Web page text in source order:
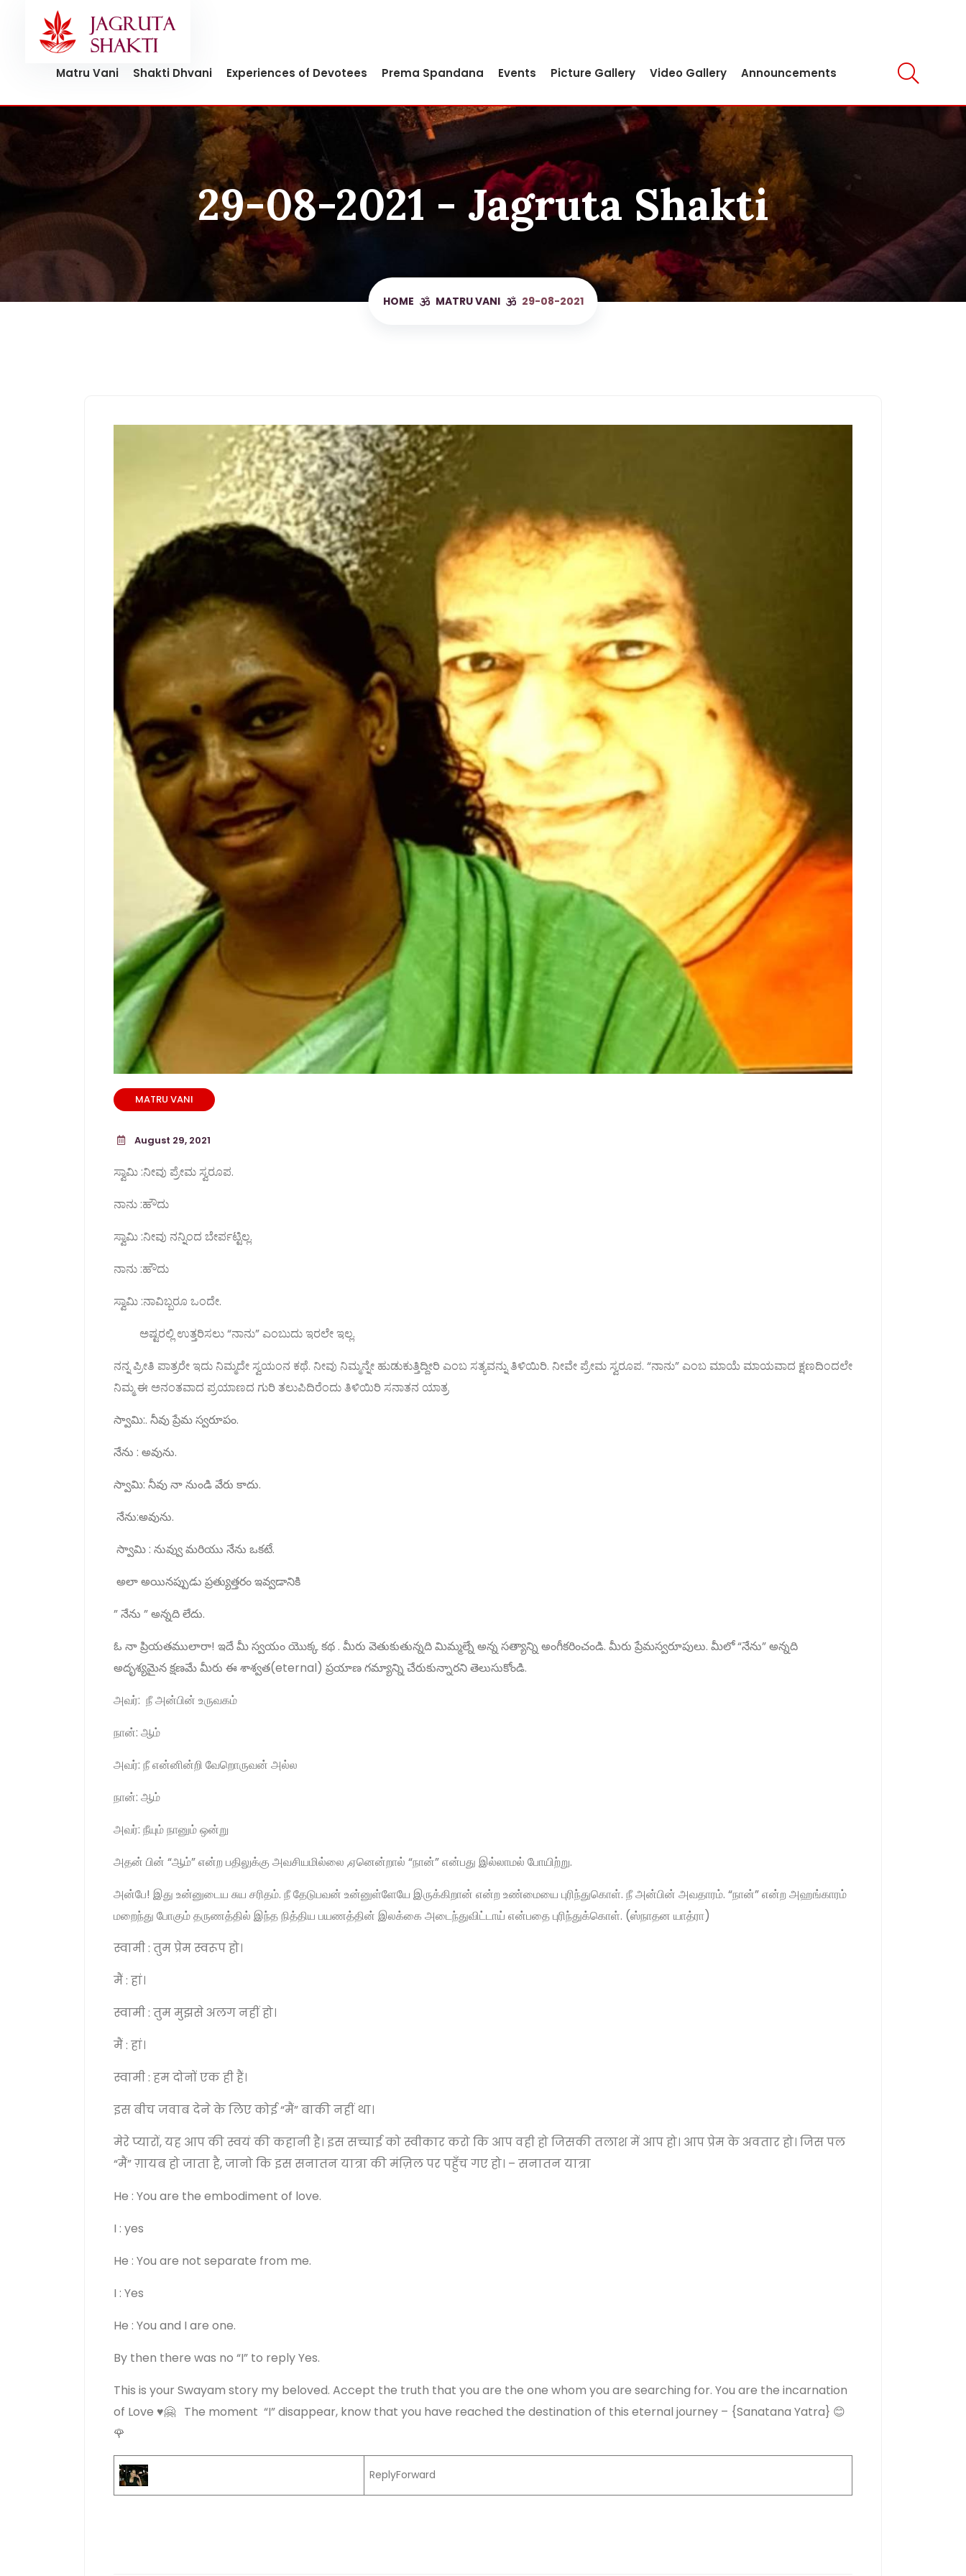
content
Matru Vani Shakti Dhvani Experiences of Devotees Prema Spandana Events Picture Gallery Video Gallery Announcements
29-08-2021 - Jagruta Shakti
HOME MATRU VANI 29-08-2021
MATRU VANI
August 29, 2021
ಸ್ವಾಮಿ :ನೀವು ಪ್ರೇಮ ಸ್ವರೂಪ.
ನಾನು :ಹೌದು
ಸ್ವಾಮಿ :ನೀವು ನನ್ನಿಂದ ಬೇರ್ಪಟ್ಟಿಲ್ಲ.
ನಾನು :ಹೌದು
ಸ್ವಾಮಿ :ನಾವಿಬ್ಬರೂ ಒಂದೇ.
ಅಷ್ಟರಲ್ಲಿ ಉತ್ತರಿಸಲು “ನಾನು” ಎಂಬುದು ಇರಲೇ ಇಲ್ಲ.
ನನ್ನ ಪ್ರೀತಿ ಪಾತ್ರರೇ ಇದು ನಿಮ್ಮದೇ ಸ್ವಯಂನ ಕಥೆ. ನೀವು ನಿಮ್ಮನ್ನೇ ಹುಡುಕುತ್ತಿದ್ದೀರಿ ಎಂಬ ಸತ್ಯವನ್ನು ತಿಳಿಯಿರಿ. ನೀವೇ ಪ್ರೇಮ ಸ್ವರೂಪ. “ನಾನು” ಎಂಬ ಮಾಯೆ ಮಾಯವಾದ ಕ್ಷಣದಿಂದಲೇ
ನಿಮ್ಮ ಈ ಅನಂತವಾದ ಪ್ರಯಾಣದ ಗುರಿ ತಲುಪಿದಿರೆಂದು ತಿಳಿಯಿರಿ ಸನಾತನ ಯಾತ್ರ
స్వామి:. నీవు ప్రేమ స్వరూపం.
నేను : అవును.
స్వామి: నీవు నా నుండి వేరు కాదు.
నేను:అవును.
స్వామి : నువ్వు మరియు నేను ఒకటే.
అలా అయినప్పుడు ప్రత్యుత్తరం ఇవ్వడానికి
” నేను ” అన్నది లేదు.
ఓ నా ప్రియతములారా! ఇదే మీ స్వయం యొక్క కథ . మీరు వెతుకుతున్నది మిమ్మల్నే అన్న సత్యాన్ని అంగీకరించండి. మీరు ప్రేమస్వరూపులు. మీలో “నేను” అన్నది
అదృశ్యమైన క్షణమే మీరు ఈ శాశ్వత(eternal) ప్రయాణ గమ్యాన్ని చేరుకున్నారని తెలుసుకోండి.
அவர்: நீ அன்பின் உருவகம்
நான்: ஆம்
அவர்: நீ என்னின்றி வேறொருவன் அல்ல
நான்: ஆம்
அவர்: நீயும் நானும் ஒன்று
அதன் பின் “ஆம்” என்ற பதிலுக்கு அவசியமில்லை ,ஏனென்றால் “நான்” என்பது இல்லாமல் போயிற்று.
அன்பே! இது உன்னுடைய சுய சரிதம். நீ தேடுபவன் உன்னுள்ளேயே இருக்கிறான் என்ற உண்மையை புரிந்துகொள். நீ அன்பின் அவதாரம். “நான்” என்ற அஹங்காரம்
மறைந்து போகும் தருணத்தில் இந்த நித்திய பயணத்தின் இலக்கை அடைந்துவிட்டாய் என்பதை புரிந்துக்கொள். (ஸ்நாதன யாத்ரா)
स्वामी : तुम प्रेम स्वरूप हो।
मैं : हां।
स्वामी : तुम मुझसे अलग नहीं हो।
मैं : हां।
स्वामी : हम दोनों एक ही हैं।
इस बीच जवाब देने के लिए कोई “मैं” बाकी नहीं था।
मेरे प्यारों, यह आप की स्वयं की कहानी है। इस सच्चाई को स्वीकार करो कि आप वही हो जिसकी तलाश में आप हो। आप प्रेम के अवतार हो। जिस पल
“मैं” ग़ायब हो जाता है, जानो कि इस सनातन यात्रा की मंज़िल पर पहुँच गए हो। – सनातन यात्रा
He : You are the embodiment of love.
I : yes
He : You are not separate from me.
I : Yes
He : You and I are one.
By then there was no “I” to reply Yes.
This is your Swayam story my beloved. Accept the truth that you are the one whom you are searching for. You are the incarnation
of Love ♥️🤗 The moment “I” disappear, know that you have reached the destination of this eternal journey – {Sanatana Yatra} 😊
🌹
ReplyForward